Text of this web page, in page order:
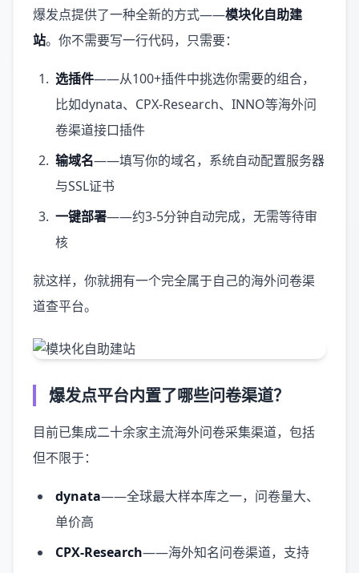
爆发点提供了一种全新的方式——模块化自助建
站。你不需要写一行代码，只需要：
选插件——从100+插件中挑选你需要的组合，
比如dynata、CPX-Research、INNO等海外问
卷渠道接口插件
输域名——填写你的域名，系统自动配置服务器
与SSL证书
一键部署——约3-5分钟自动完成，无需等待审
核
就这样，你就拥有一个完全属于自己的海外问卷渠
道查平台。
爆发点平台内置了哪些问卷渠道？
目前已集成二十余家主流海外问卷采集渠道，包括
但不限于：
dynata——全球最大样本库之一，问卷量大、
单价高
CPX-Research——海外知名问卷渠道，支持